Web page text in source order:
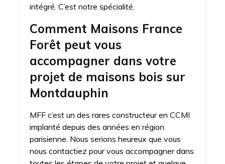
intégré. C’est notre spécialité.
Comment Maisons France
Forêt peut vous
accompagner dans votre
projet de maisons bois sur
Montdauphin
MFF c’est un des rares constructeur en CCMI
implanté depuis des années en région
parisienne. Nous serions heureux que vous
nous contactiez pour vous accompagner dans